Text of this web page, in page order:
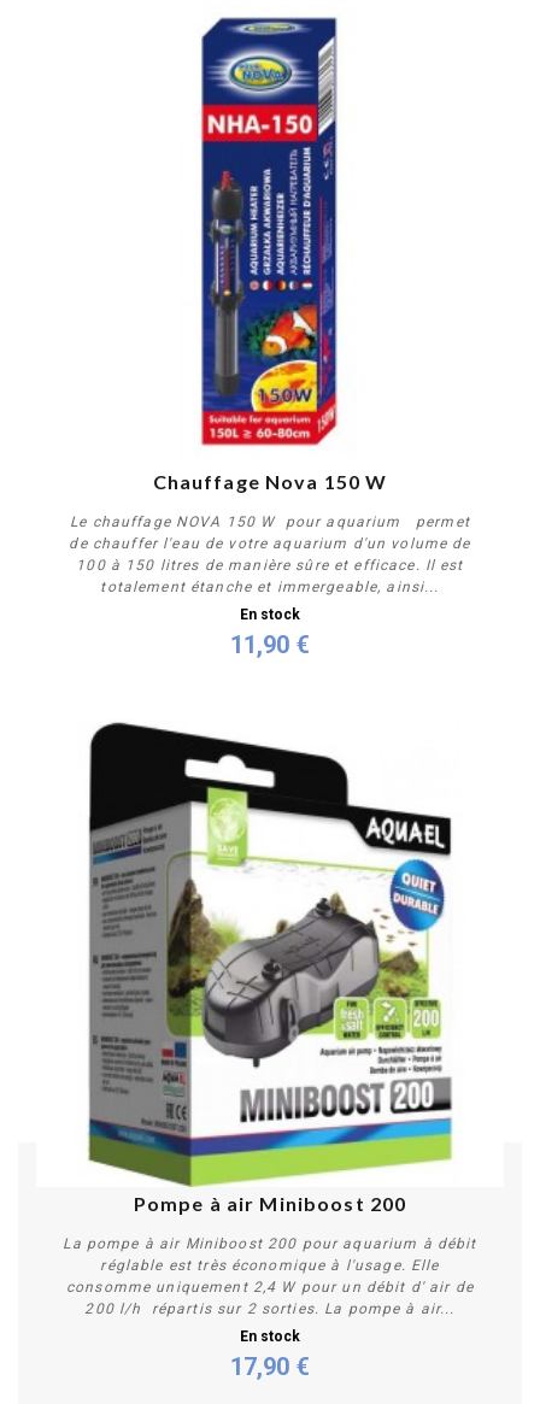
Chauffage Nova 150 W
Le chauffage NOVA 150 W pour aquarium permet
de chauffer l'eau de votre aquarium d'un volume de
100 à 150 litres de manière sûre et efficace. Il est
totalement étanche et immergeable, ainsi...
En stock
11,90 €
Pompe à air Miniboost 200
La pompe à air Miniboost 200 pour aquarium à débit
réglable est très économique à l'usage. Elle
consomme uniquement 2,4 W pour un débit d' air de
200 l/h répartis sur 2 sorties. La pompe à air...
En stock
17,90 €